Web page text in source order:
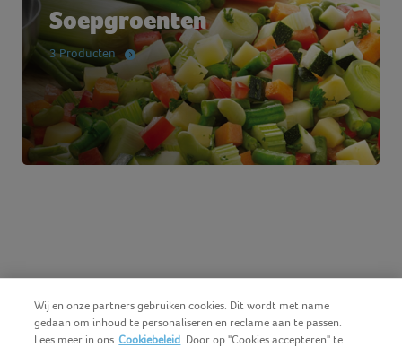
Soepgroenten
3 Producten
Wij en onze partners gebruiken cookies. Dit wordt met name
gedaan om inhoud te personaliseren en reclame aan te passen.
Lees meer in ons Cookiebeleid. Door op "Cookies accepteren" te